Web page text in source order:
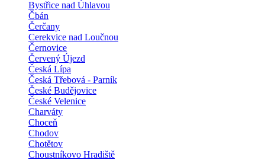
Bystřice nad Úhlavou
Čbán
Čerčany
Cerekvice nad Loučnou
Černovice
Červený Újezd
Česká Lípa
Česká Třebová - Parník
České Budějovice
České Velenice
Charváty
Choceň
Chodov
Chotětov
Choustníkovo Hradiště